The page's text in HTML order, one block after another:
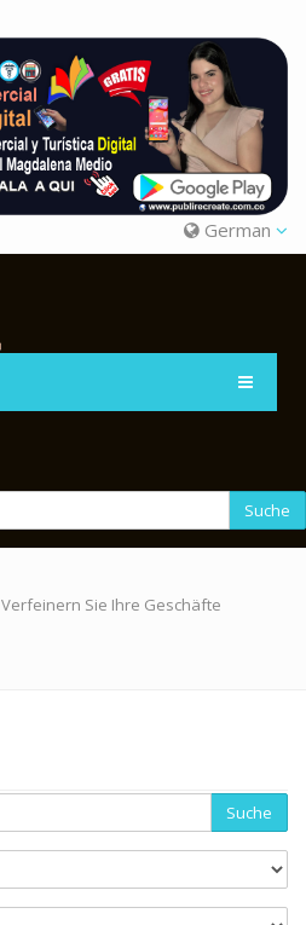
German
Suche
Verfeinern Sie Ihre Geschäfte
Suche